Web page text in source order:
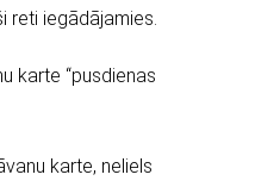
reti iegādājamies.
karte “pusdienas
karte, neliels